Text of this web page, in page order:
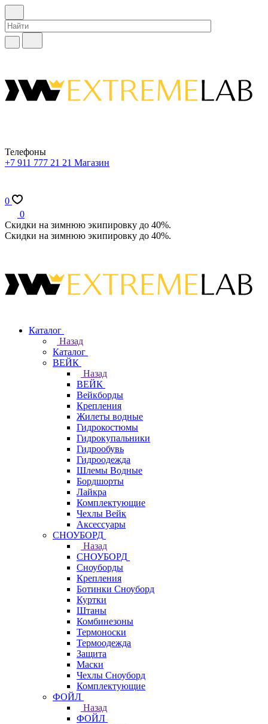
Телефоны
+7 911 777 21 21 Магазин
0
0
Скидки на зимнюю экипировку до 40%.
Скидки на зимнюю экипировку до 40%.
Каталог
Назад
Каталог
ВЕЙК
Назад
ВЕЙК
Вейкборды
Крепления
Жилеты водные
Гидрокостюмы
Гидрокупальники
Гидрообувь
Гидроодежда
Шлемы Водные
Бордшорты
Лайкра
Комплектующие
Чехлы Вейк
Аксессуары
СНОУБОРД
Назад
СНОУБОРД
Сноуборды
Крепления
Ботинки Сноуборд
Куртки
Штаны
Комбинезоны
Термоноски
Термоодежда
Защита
Маски
Чехлы Сноуборд
Комплектующие
ФОЙЛ
Назад
ФОЙЛ